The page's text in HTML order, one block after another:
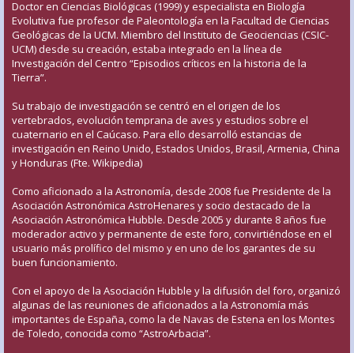
Doctor en Ciencias Biológicas (1999) y especialista en Biología
Evolutiva fue profesor de Paleontología en la Facultad de Ciencias
Geológicas de la UCM. Miembro del Instituto de Geociencias (CSIC-
UCM) desde su creación, estaba integrado en la línea de
Investigación del Centro “Episodios críticos en la historia de la
Tierra”.
Su trabajo de investigación se centró en el origen de los
vertebrados, evolución temprana de aves y estudios sobre el
cuaternario en el Caúcaso. Para ello desarrolló estancias de
investigación en Reino Unido, Estados Unidos, Brasil, Armenia, China
y Honduras (Fte. Wikipedia)
Como aficionado a la Astronomía, desde 2008 fue Presidente de la
Asociación Astronómica AstroHenares y socio destacado de la
Asociación Astronómica Hubble. Desde 2005 y durante 8 años fue
moderador activo y permanente de este foro, convirtiéndose en el
usuario más prolífico del mismo y en uno de los garantes de su
buen funcionamiento.
Con el apoyo de la Asociación Hubble y la difusión del foro, organizó
algunas de las reuniones de aficionados a la Astronomía más
importantes de España, como la de Navas de Estena en los Montes
de Toledo, conocida como “AstroArbacia”.